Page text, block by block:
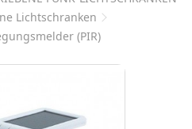
Lichtschranken
(PIR)